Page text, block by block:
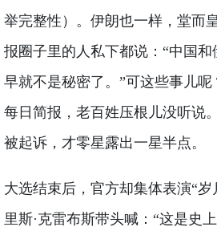
举完整性）。伊朗也一样，堂而
报圈子里的人私下都说：“中国
早就不是秘密了。”可这些事儿
每日简报，老百姓压根儿没听说
被起诉，才零星露出一星半点。
大选结束后，官方却集体表演“
里斯·克雷布斯带头喊：“这是史